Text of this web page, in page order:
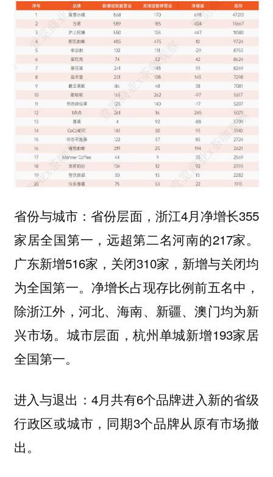
省份与城市：省份层面，浙江4月净增长355
家居全国第一，远超第二名河南的217家。
广东新增516家，关闭310家，新增与关闭均
为全国第一。净增长占现存比例前五名中，
除浙江外，河北、海南、新疆、澳门均为新
兴市场。城市层面，杭州单城新增193家居
全国第一。
进入与退出：4月共有6个品牌进入新的省级
行政区或城市，同期3个品牌从原有市场撤
出。